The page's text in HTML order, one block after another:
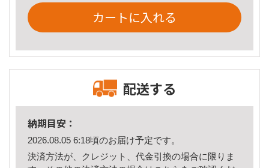
カートに入れる
配送する
納期目安：
2026.08.05 6:18頃のお届け予定です。
決済方法が、クレジット、代金引換の場合に限りま